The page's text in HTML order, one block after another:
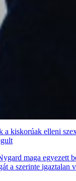
kiskorúak elleni
maga egyezett
a szerinte igaztalan